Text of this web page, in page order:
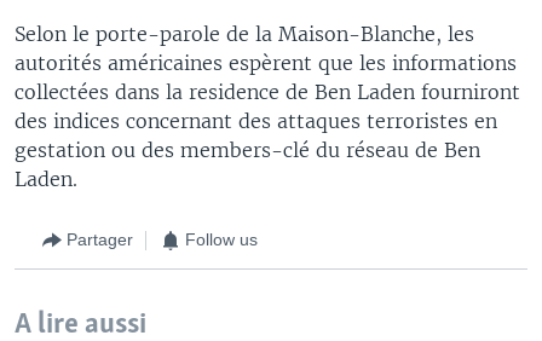
Selon le porte-parole de la Maison-Blanche, les
autorités américaines espèrent que les informations
collectées dans la residence de Ben Laden fourniront
des indices concernant des attaques terroristes en
gestation ou des members-clé du réseau de Ben
Laden.
Partager Follow us
A lire aussi